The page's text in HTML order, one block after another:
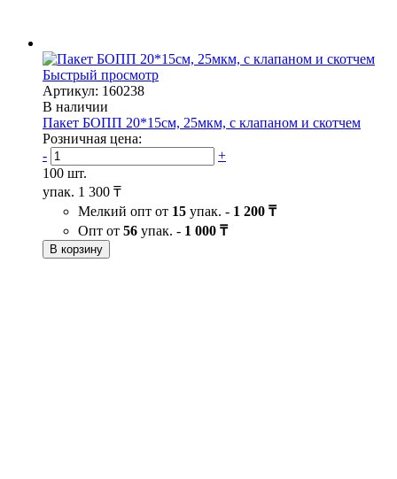
Быстрый просмотр
Артикул: 160238
В наличии
Пакет БОПП 20*15см, 25мкм, с клапаном и скотчем
Розничная цена:
-
+
100 шт.
упак. 1 300 ₸
Мелкий опт от 15 упак. - 1 200 ₸
Опт от 56 упак. - 1 000 ₸
В корзину